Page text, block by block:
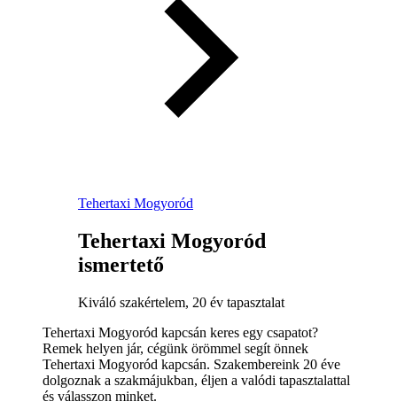
Tehertaxi Mogyoród
Tehertaxi Mogyoród
ismertető
Kiváló szakértelem, 20 év tapasztalat
Tehertaxi Mogyoród kapcsán keres egy csapatot?
Remek helyen jár, cégünk örömmel segít önnek
Tehertaxi Mogyoród kapcsán. Szakembereink 20 éve
dolgoznak a szakmájukban, éljen a valódi tapasztalattal
és válasszon minket.